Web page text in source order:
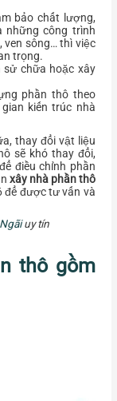
bảo chất lượng,
những công trình
ven sông… thì việc
trọng.
chữa hoặc xây
phần thô theo
kiến trúc nhà
thay đổi vật liệu
sẽ khó thay đổi,
điều chỉnh phần
xây nhà phần thô
để được tư vấn và
uy tín
thô gồm